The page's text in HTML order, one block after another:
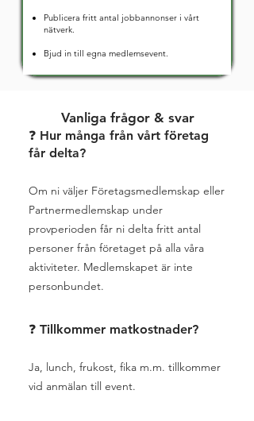
Publicera fritt antal jobbannonser i vårt
nätverk.
Bjud in till egna medlemsevent.
Vanliga frågor & svar
❓ Hur många från vårt företag
får delta?
Om ni väljer Företagsmedlemskap eller
Partnermedlemskap under
provperioden får ni delta fritt antal
personer från företaget på alla våra
aktiviteter. Medlemskapet är inte
personbundet.
❓ Tillkommer matkostnader?
Ja, lunch, frukost, fika m.m. tillkommer
vid anmälan till event.